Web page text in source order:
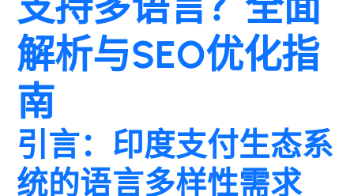
解析与SEO优化指
南
引言：印度支付生态系
统的语言多样性需求